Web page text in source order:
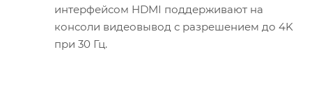
интерфейсом HDMI поддерживают на
консоли видеовывод с разрешением до 4K
при 30 Гц.